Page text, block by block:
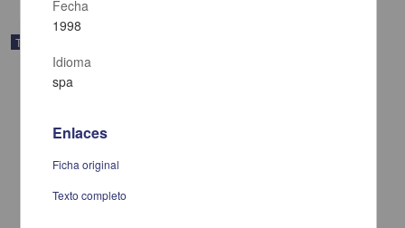
Trabajo de grado
Fecha
1998
Idioma
spa
Enlaces
Ficha original
Texto completo